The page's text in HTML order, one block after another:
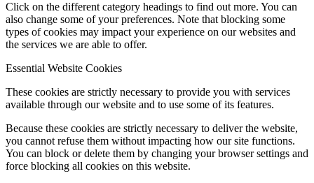
Click on the different category headings to find out more. You can
also change some of your preferences. Note that blocking some
types of cookies may impact your experience on our websites and
the services we are able to offer.
Essential Website Cookies
These cookies are strictly necessary to provide you with services
available through our website and to use some of its features.
Because these cookies are strictly necessary to deliver the website,
you cannot refuse them without impacting how our site functions.
You can block or delete them by changing your browser settings and
force blocking all cookies on this website.